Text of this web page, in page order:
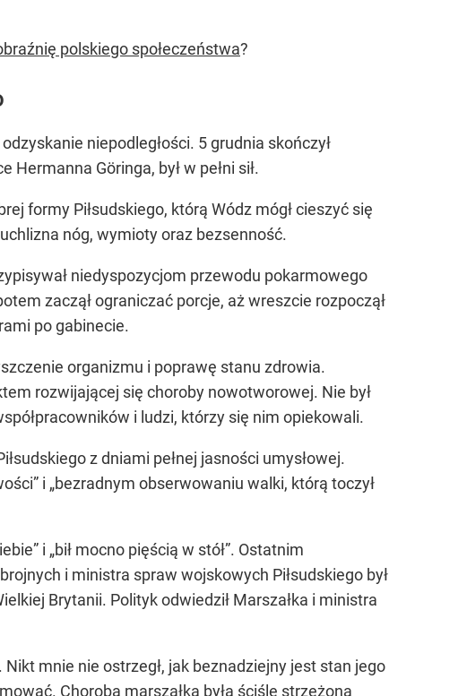
polskiego społeczeństwa?
niepodległości. 5 grudnia skończył
Göringa, był w pełni sił.
formy Piłsudskiego, którą Wódz mógł cieszyć się
nóg, wymioty oraz bezsenność.
niedyspozycjom przewodu pokarmowego
zaczął ograniczać porcje, aż wreszcie rozpoczął
po gabinecie.
organizmu i poprawę stanu zdrowia.
rozwijającej się choroby nowotworowej. Nie był
i ludzi, którzy się nim opiekowali.
z dniami pełnej jasności umysłowej.
i „bezradnym obserwowaniu walki, którą toczył
i „bił mocno pięścią w stół”. Ostatnim
i ministra spraw wojskowych Piłsudskiego był
Brytanii. Polityk odwiedził Marszałka i ministra
mnie nie ostrzegł, jak beznadziejny jest stan jego
Choroba marszałka była ściśle strzeżoną